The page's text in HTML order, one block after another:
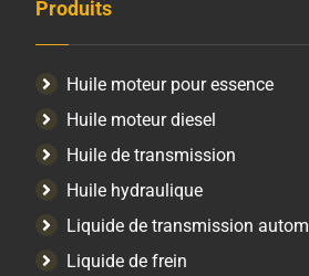
Produits
Huile moteur pour essence
Huile moteur diesel
Huile de transmission
Huile hydraulique
Liquide de transmission
Liquide de frein